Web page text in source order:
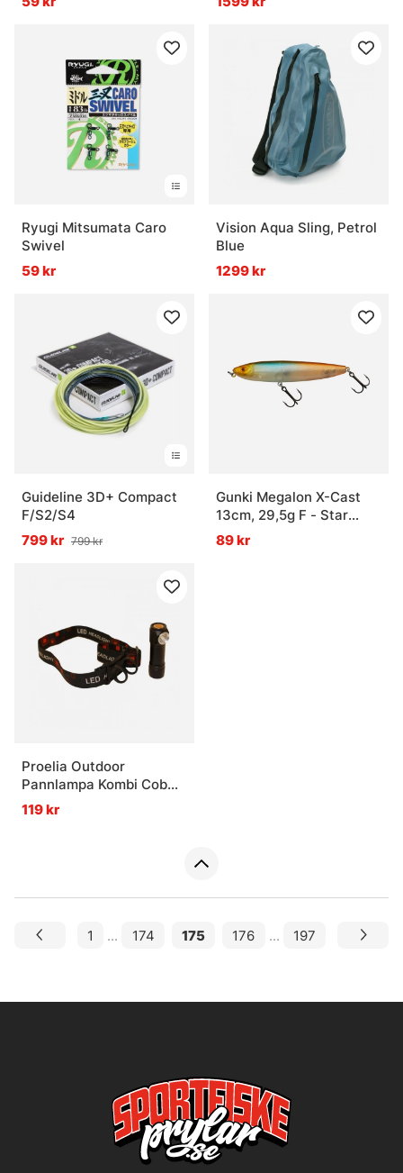
Ryugi Mitsumata Caro
Swivel
59 kr
Vision Aqua Sling, Petrol
Blue
1299 kr
Guideline 3D+ Compact
F/S2/S4
799 kr 799 kr
Gunki Megalon X-Cast
13cm, 29,5g F - Star
Minnow
89 kr
Proelia Outdoor
Pannlampa Kombi Cob
350 Lumen
119 kr
1 ... 174 175 176 ... 197